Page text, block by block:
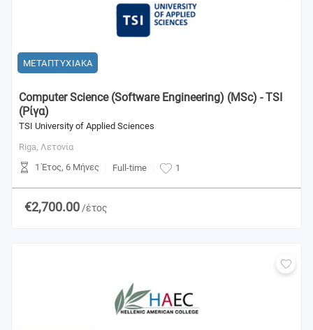
ΜΕΤΑΠΤΥΧΙΑΚΑ
Computer Science (Software Engineering) (MSc) - TSI
(Ρίγα)
TSI University of Applied Sciences
Riga, Λετονία
1 Έτος, 6 Μήνες
Full-time 1
€2,700.00 /έτος